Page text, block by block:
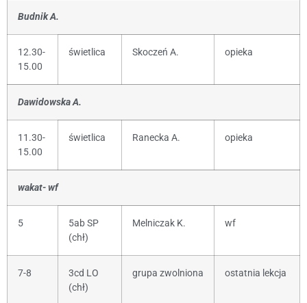
Budnik A.
12.30-
15.00
świetlica Skoczeń A. opieka
Dawidowska A.
11.30-
15.00
świetlica Ranecka A. opieka
wakat- wf
5
5ab SP
(chł)
Melniczak K. wf
7-8
3cd LO
(chł)
grupa zwolniona ostatnia lekcja